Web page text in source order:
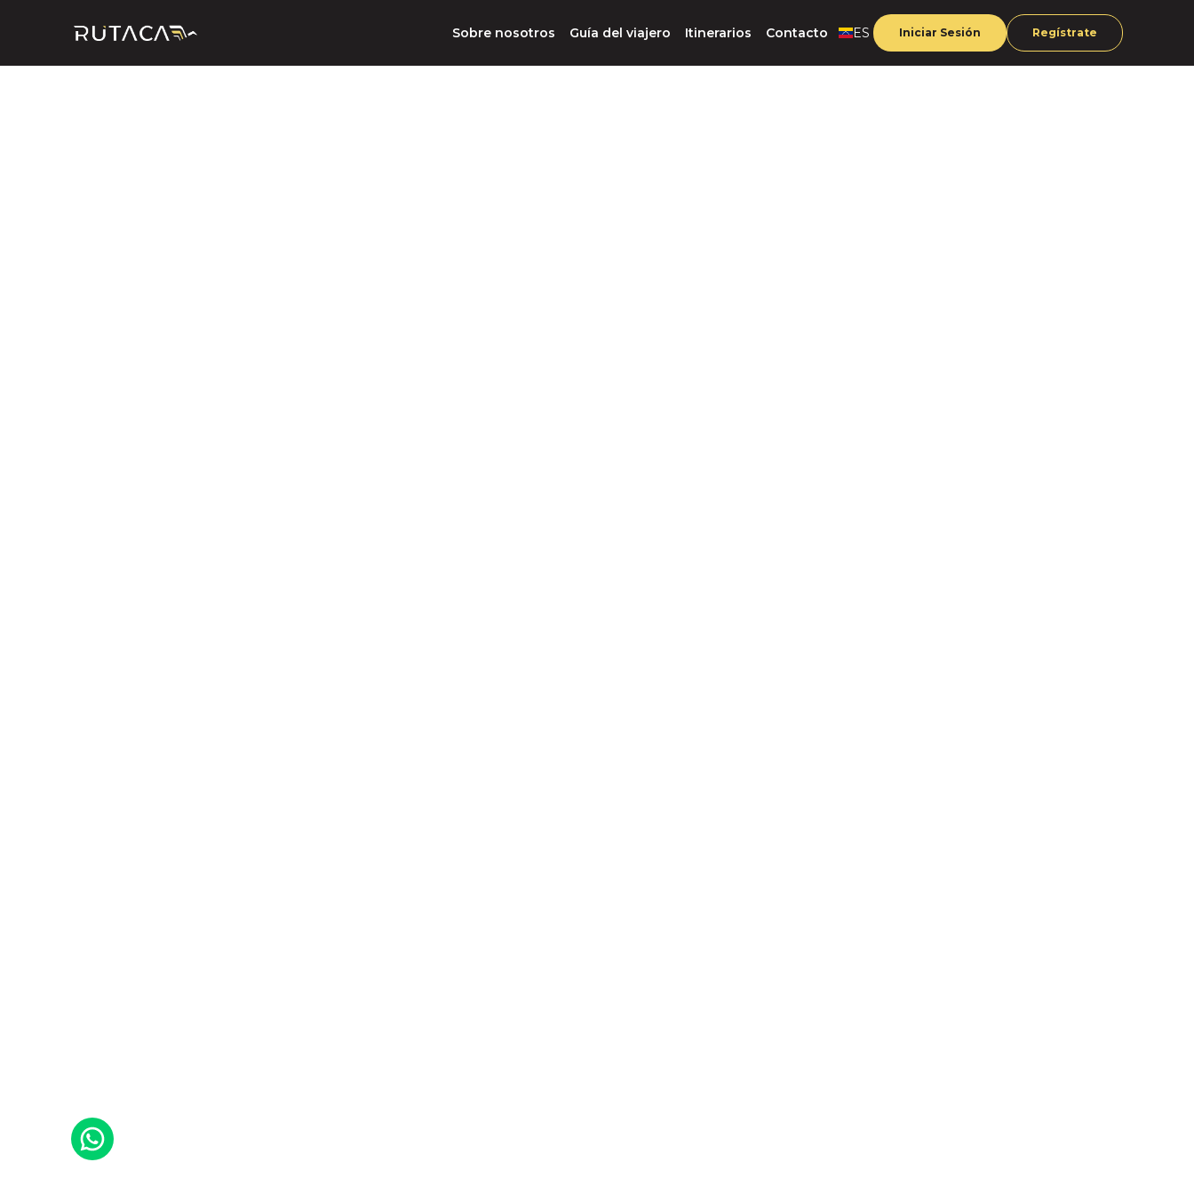
Sobre nosotros Guía del viajero Itinerarios Contacto ES Iniciar Sesión Regístrate